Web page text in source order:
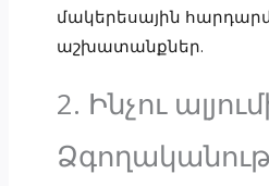
մակերեսային
աշխատանքներ.
2. Ինչու